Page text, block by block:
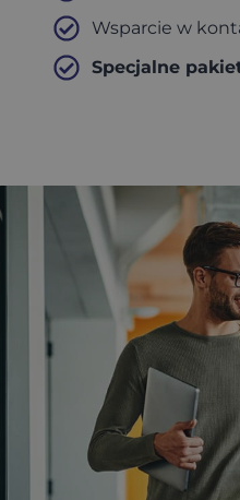
Wsparcie w
Specjalne